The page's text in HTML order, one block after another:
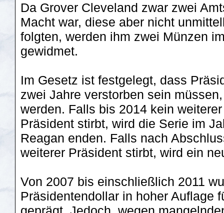
Da Grover Cleveland zwar zwei
Macht war, diese aber nicht
folgten, werden ihm zwei Münzen
gewidmet.
Im Gesetz ist festgelegt, dass
zwei Jahre verstorben sein
werden. Falls bis 2014 kein
Präsident stirbt, wird die Serie im
Reagan enden. Falls nach
weiterer Präsident stirbt, wird ein
Von 2007 bis einschließlich 2011
Präsidentendollar in hoher Auflage